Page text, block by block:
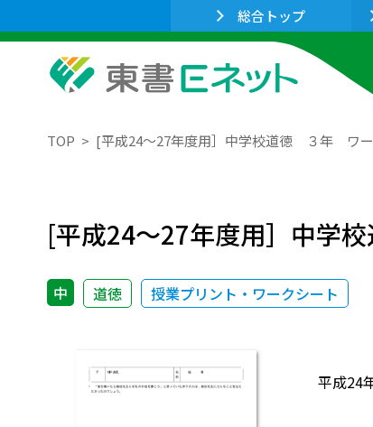
総合トップ
TOP [平成24～27年度用］中学校道徳 ３年 ワ
[平成24～27年度用］中学
中 道徳 授業プリント・ワークシート
平成24